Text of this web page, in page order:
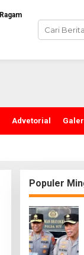
Ragam
Advetorial
Populer